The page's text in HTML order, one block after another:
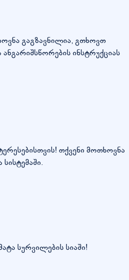
გაგზავნილია, გთხოვთ
ინსტრუქციას
თქვენი მოთხოვნა
სურვილების სიაში!